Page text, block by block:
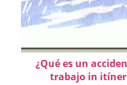
¿Qué es un
trabajo in